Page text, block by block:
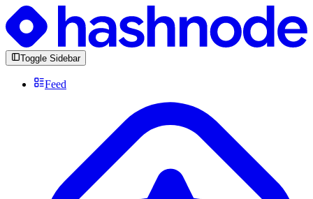
Toggle Sidebar
Feed